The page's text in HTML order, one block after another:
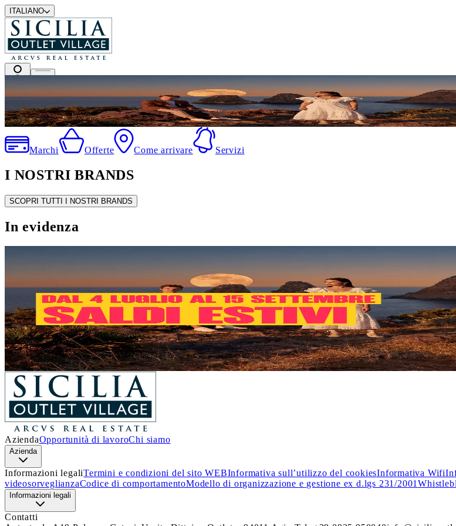
ITALIANO
I migliori marchi a prezzi outlet
Marchi Offerte Come arrivare Servizi
I NOSTRI BRANDS
SCOPRI TUTTI I NOSTRI BRANDS
In evidenza
Dal 4 luglio al 15 settembre, aSicilia Outlet Villagearrivano iSaldi: nei negozi delle migliori firme
Approfitta di questa incredibile opportunità e lasciati ispirare.
Ti aspettiamo!
Scopri i dettagli
AziendaOpportunità di lavoroChi siamo
Azienda
Informazioni legaliTermini e condizioni del sito WEBInformativa sull’utilizzo del cookiesInformativa Wifi
videosorveglianzaCodice di comportamentoModello di organizzazione e gestione ex d.lgs 231/2001
Informazioni legali
Contatti